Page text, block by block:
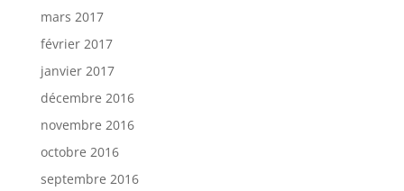
mars 2017
février 2017
janvier 2017
décembre 2016
novembre 2016
octobre 2016
septembre 2016